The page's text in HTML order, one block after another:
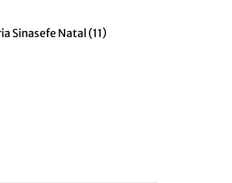
Sinasefe Natal (11)